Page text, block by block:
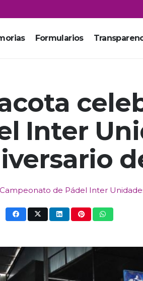
Formularios
Inter
de Pádel Inter